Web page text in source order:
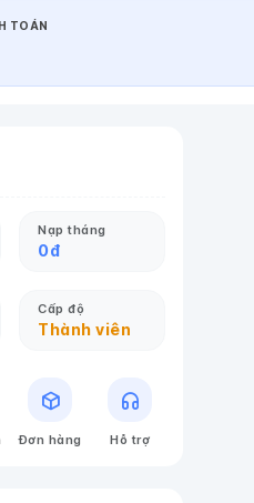
TOÁN
Nạp tháng
0đ
Cấp độ
Thành viên
Đơn hàng Hỗ trợ